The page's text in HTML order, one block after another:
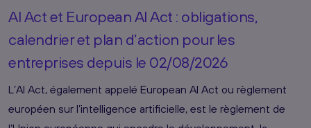
AI Act et European AI Act : obligations,
calendrier et plan d’action pour les
entreprises depuis le 02/08/2026
L’AI Act, également appelé European AI Act ou règlement
européen sur l’intelligence artificielle, est le règlement de